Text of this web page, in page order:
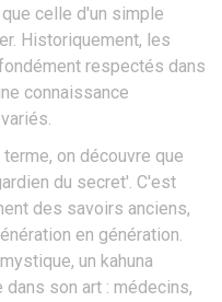
celle d'un simple
Historiquement, les
respectés dans
connaissance
on découvre que
du secret'. C'est
des savoirs anciens,
en génération.
un kahuna
son art : médecins,